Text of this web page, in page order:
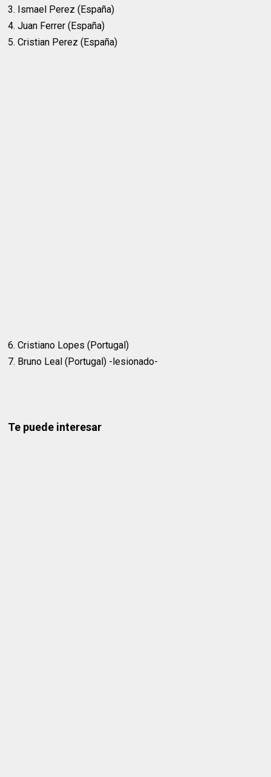
3. Ismael Perez (España)
4. Juan Ferrer (España)
5. Cristian Perez (España)
6. Cristiano Lopes (Portugal)
7. Bruno Leal (Portugal) -lesionado-
Te puede interesar